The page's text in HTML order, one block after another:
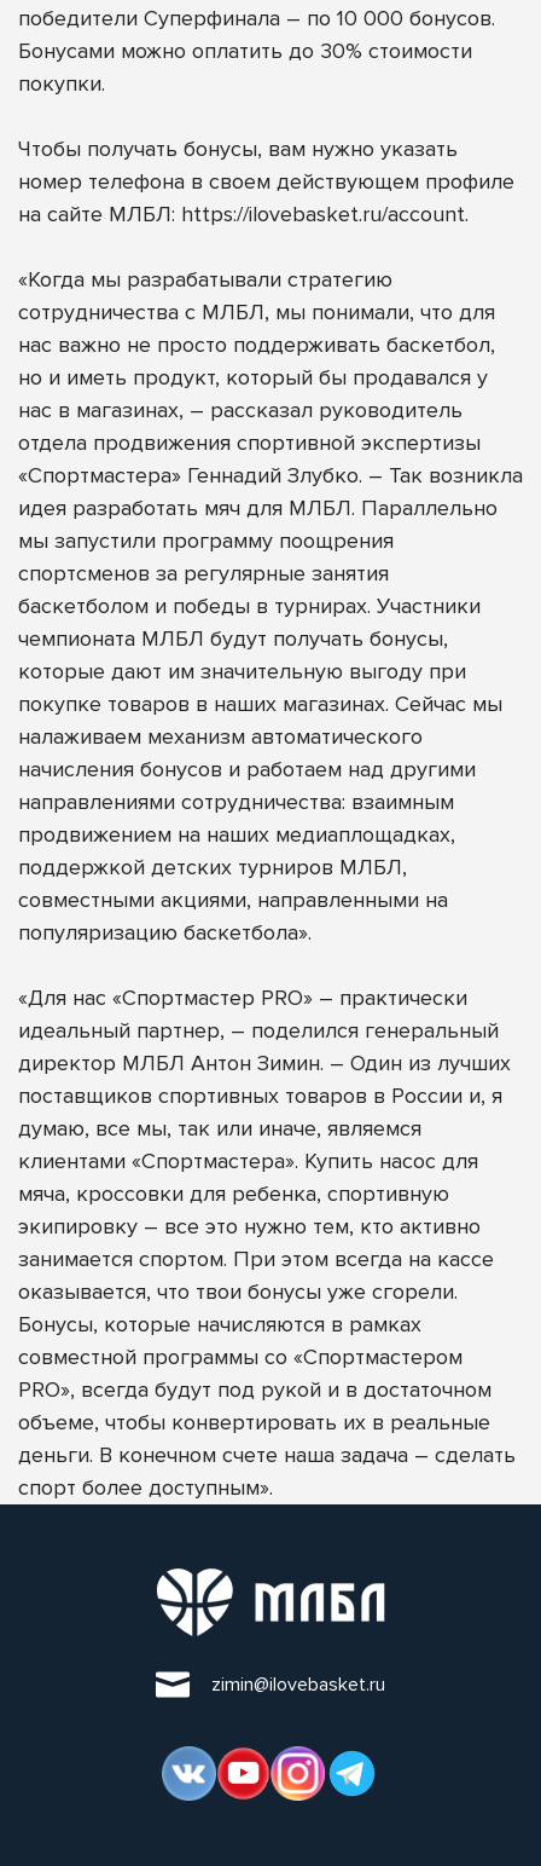
победители Суперфинала – по 10 000 бонусов.
Бонусами можно оплатить до 30% стоимости
покупки.
Чтобы получать бонусы, вам нужно указать
номер телефона в своем действующем профиле
на сайте МЛБЛ: https://ilovebasket.ru/account.
«Когда мы разрабатывали стратегию
сотрудничества с МЛБЛ, мы понимали, что для
нас важно не просто поддерживать баскетбол,
но и иметь продукт, который бы продавался у
нас в магазинах, – рассказал руководитель
отдела продвижения спортивной экспертизы
«Спортмастера» Геннадий Злубко. – Так возникла
идея разработать мяч для МЛБЛ. Параллельно
мы запустили программу поощрения
спортсменов за регулярные занятия
баскетболом и победы в турнирах. Участники
чемпионата МЛБЛ будут получать бонусы,
которые дают им значительную выгоду при
покупке товаров в наших магазинах. Сейчас мы
налаживаем механизм автоматического
начисления бонусов и работаем над другими
направлениями сотрудничества: взаимным
продвижением на наших медиаплощадках,
поддержкой детских турниров МЛБЛ,
совместными акциями, направленными на
популяризацию баскетбола».
«Для нас «Спортмастер PRO» – практически
идеальный партнер, – поделился генеральный
директор МЛБЛ Антон Зимин. – Один из лучших
поставщиков спортивных товаров в России и, я
думаю, все мы, так или иначе, являемся
клиентами «Спортмастера». Купить насос для
мяча, кроссовки для ребенка, спортивную
экипировку – все это нужно тем, кто активно
занимается спортом. При этом всегда на кассе
оказывается, что твои бонусы уже сгорели.
Бонусы, которые начисляются в рамках
совместной программы со «Спортмастером
PRO», всегда будут под рукой и в достаточном
объеме, чтобы конвертировать их в реальные
деньги. В конечном счете наша задача – сделать
спорт более доступным».
zimin@ilovebasket.ru